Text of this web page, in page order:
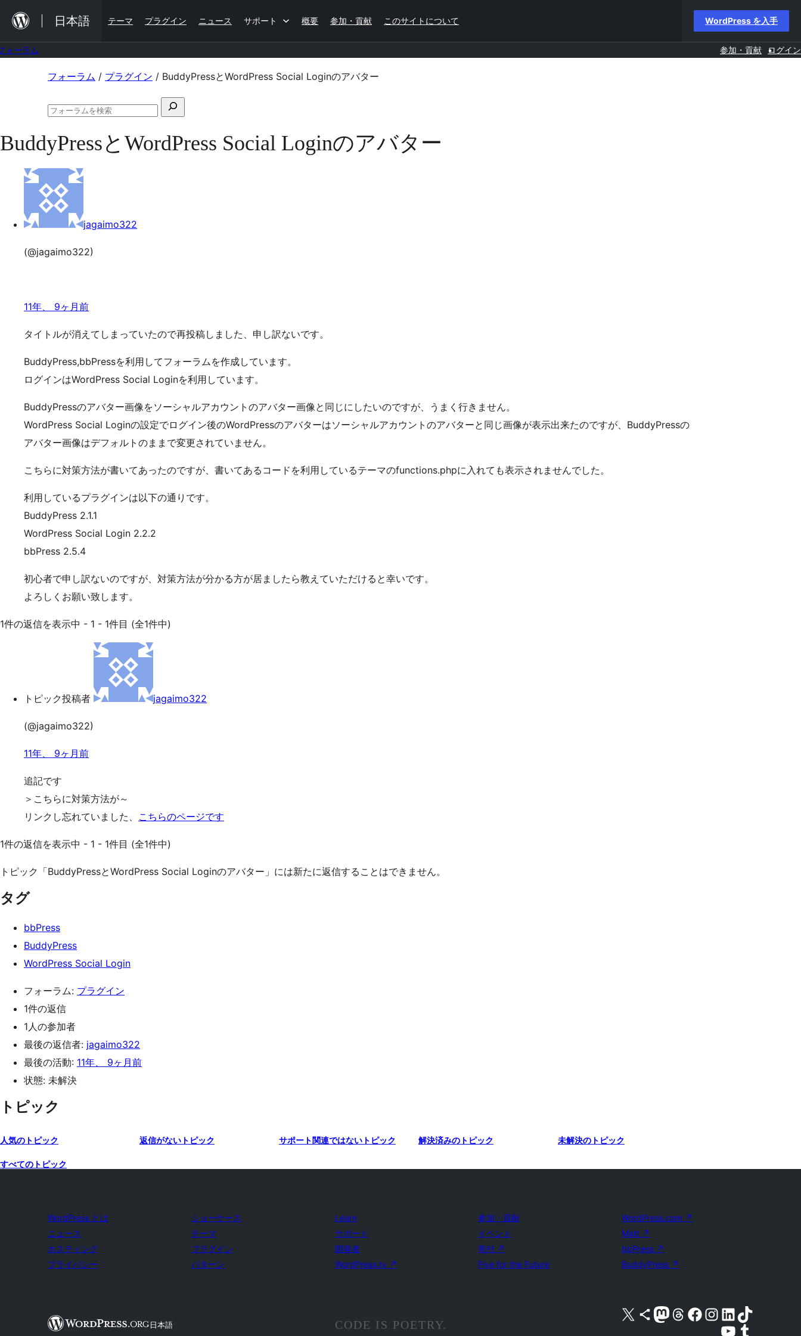
を
日本語 テーマ プラグイン ニュース サポート 概要 参加・貢献 このサイトについて WordPress を入手
ォーラム 参加・貢献 ログイン
ツ
フォーラム / プラグイン / BuddyPressとWordPress Social Loginのアバター
検
対
フ
ー
ラ
BuddyPressとWordPress Social Loginのアバター
jagaimo322
(@jagaimo322)
11年、 9ヶ月前
タイトルが消えてしまっていたので再投稿しました、申し訳ないです。
BuddyPress,bbPressを利用してフォーラムを作成しています。
ログインはWordPress Social Loginを利用しています。
BuddyPressのアバター画像をソーシャルアカウントのアバター画像と同じにしたいのですが、うまく行きません。
WordPress Social Loginの設定でログイン後のWordPressのアバターはソーシャルアカウントのアバターと同じ画像が表示出来たのですが、BuddyPressの
アバター画像はデフォルトのままで変更されていません。
こちらに対策方法が書いてあったのですが、書いてあるコードを利用しているテーマのfunctions.phpに入れても表示されませんでした。
利用しているプラグインは以下の通りです。
BuddyPress 2.1.1
WordPress Social Login 2.2.2
bbPress 2.5.4
初心者で申し訳ないのですが、対策方法が分かる方が居ましたら教えていただけると幸いです。
よろしくお願い致します。
1件の返信を表示中 - 1 - 1件目 (全1件中)
トピック投稿者 jagaimo322
(@jagaimo322)
11年、 9ヶ月前
追記です
＞こちらに対策方法が～
リンクし忘れていました、 こちらのページです
1件の返信を表示中 - 1 - 1件目 (全1件中)
トピック「BuddyPressとWordPress Social Loginのアバター」には新たに返信することはできません。
タグ
bbPress
BuddyPress
WordPress Social Login
フォーラム: プラグイン
1件の返信
1人の参加者
最後の返信者: jagaimo322
最後の活動: 11年、 9ヶ月前
状態: 未解決
トピック
人気のトピック 返信がないトピック サポート関連ではないトピック 解決済みのトピック 未解決のトピック
すべてのトピック
WordPress とは
ニュース
ホスティング
プライバシー
ショーケース
テーマ
プラグイン
パターン
Learn
サポート
開発者
WordPress.tv ↗
参加・貢献
イベント
寄付 ↗
Five for the Future
WordPress.com ↗
Matt ↗
bbPress ↗
BuddyPress ↗
日本語
X (旧 Twitter) アカウントへ Bluesky アカウントへ Mastodon アカウントへ Threads アカウントへ Facebook ページへ Instagram アカウントへ LinkedIn アカウントへTikTok アカウントへ
YouTube チャンネルへ Tumblr アカウントへ
CODE IS POETRY.